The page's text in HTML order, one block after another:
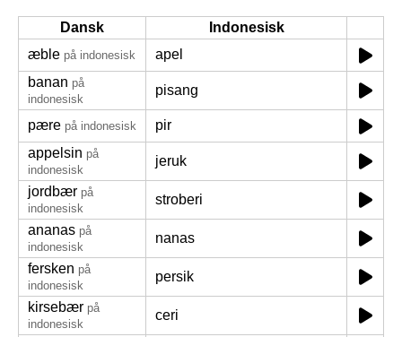
Dansk
Indonesisk
æble på indonesisk
apel
banan på
indonesisk
pisang
pære på indonesisk
pir
appelsin på
indonesisk
jeruk
jordbær på
indonesisk
stroberi
ananas på
indonesisk
nanas
fersken på
indonesisk
persik
kirsebær på
indonesisk
ceri